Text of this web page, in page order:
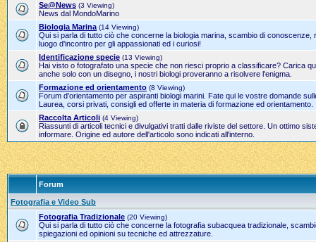
Se@News (3 Viewing)
News dal MondoMarino
Biologia Marina (14 Viewing)
Qui si parla di tutto ciò che concerne la biologia marina, scambio di conoscenze,
luogo d'incontro per gli appassionati ed i curiosi!
Identificazione specie (13 Viewing)
Hai visto o fotografato una specie che non riesci proprio a classificare? Carica
anche solo con un disegno, i nostri biologi proveranno a risolvere l'enigma.
Formazione ed orientamento (8 Viewing)
Forum d'orientamento per aspiranti biologi marini. Fate qui le vostre domande
Laurea, corsi privati, consigli ed offerte in materia di formazione ed orientamento.
Raccolta Articoli (4 Viewing)
Riassunti di articoli tecnici e divulgativi tratti dalle riviste del settore. Un ottimo
informare. Origine ed autore dell'articolo sono indicati all'interno.
Forum
Fotografia e Video Sub
Fotografia Tradizionale (20 Viewing)
Qui si parla di tutto ciò che concerne la fotografia subacquea tradizionale,
spiegazioni ed opinioni su tecniche ed attrezzature.